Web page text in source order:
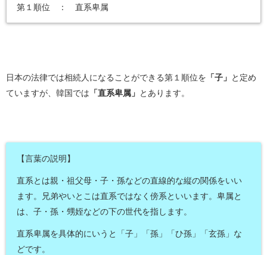
第１順位 ： 直系卑属
日本の法律では相続人になることができる第１順位を 「子」 と定め
ていますが、韓国では 「直系卑属」 とあります。
【言葉の説明】
直系とは親・祖父母・子・孫などの直線的な縦の関係をいい
ます。兄弟やいとこは直系ではなく傍系といいます。卑属と
は、子・孫・甥姪などの下の世代を指します。
直系卑属を具体的にいうと「子」「孫」「ひ孫」「玄孫」な
どです。